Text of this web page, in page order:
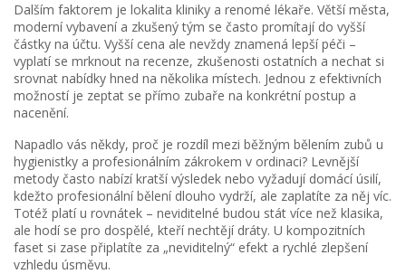
Dalším faktorem je lokalita kliniky a renomé lékaře. Větší města,
moderní vybavení a zkušený tým se často promítají do vyšší
částky na účtu. Vyšší cena ale nevždy znamená lepší péči –
vyplatí se mrknout na recenze, zkušenosti ostatních a nechat si
srovnat nabídky hned na několika místech. Jednou z efektivních
možností je zeptat se přímo zubaře na konkrétní postup a
nacenění.
Napadlo vás někdy, proč je rozdíl mezi běžným bělením zubů u
hygienistky a profesionálním zákrokem v ordinaci? Levnější
metody často nabízí kratší výsledek nebo vyžadují domácí úsilí,
kdežto profesionální bělení dlouho vydrží, ale zaplatíte za něj víc.
Totéž platí u rovnátek – neviditelné budou stát více než klasika,
ale hodí se pro dospělé, kteří nechtějí dráty. U kompozitních
faset si zase připlatíte za „neviditelný“ efekt a rychlé zlepšení
vzhledu úsměvu.